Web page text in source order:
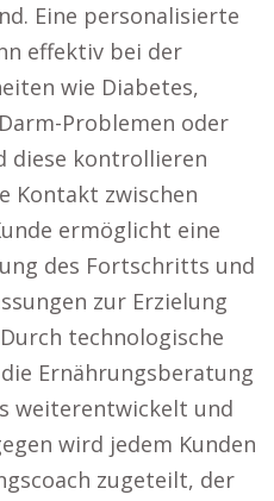
Eine personalisierte
effektiv bei der
wie Diabetes,
Problemen oder
diese kontrollieren
Kontakt zwischen
ermöglicht eine
des Fortschritts und
zur Erzielung
technologische
Ernährungsberatung
weiterentwickelt und
wird jedem Kunden
zugeteilt, der